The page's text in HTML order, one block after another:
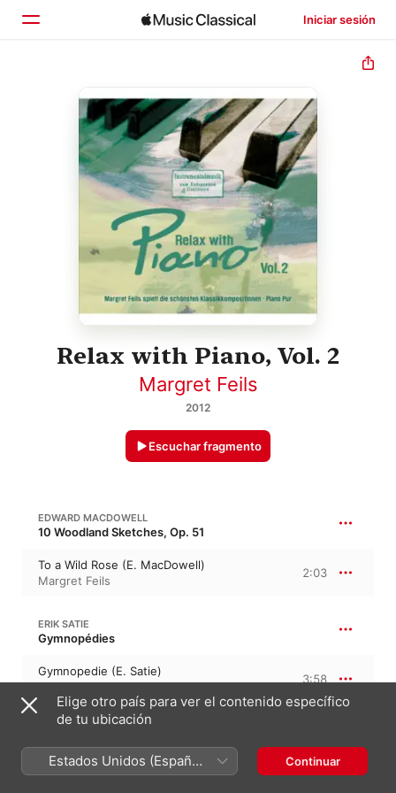
Iniciar sesión
Explorar
Buscar
Relax with Piano, Vol. 2
Margret Feils
2012
Escuchar fragmento
EDWARD MACDOWELL
10 Woodland Sketches, Op. 51
To a Wild Rose (E. MacDowell)
Margret Feils
2:03
ERIK SATIE
Gymnopédies
Gymnopedie (E. Satie)
Margret Feils
3:58
Von fremden Ländern und
Elige otro país para ver el contenido específico
de tu ubicación
Estados Unidos (Español
México)
Continuar